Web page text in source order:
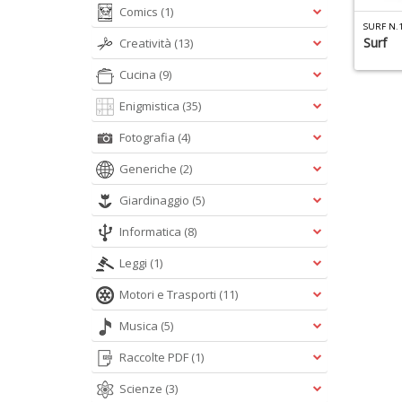
SURF
Surf
Comics (1)
Creatività (13)
Cucina (9)
Enigmistica (35)
Fotografia (4)
Generiche (2)
Giardinaggio (5)
Informatica (8)
Leggi (1)
Motori e Trasporti (11)
Musica (5)
Raccolte PDF (1)
Scienze (3)